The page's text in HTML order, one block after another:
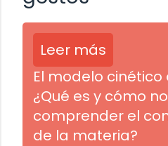
Leer más
El modelo
¿Qué es y cómo
comprender el
de la materia?